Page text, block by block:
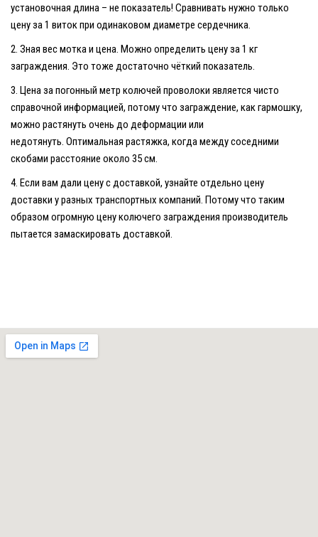
установочная длина – не показатель! Сравнивать нужно только
цену за 1 виток при одинаковом диаметре сердечника.
Зная вес мотка и цена. Можно определить цену за 1 кг
заграждения. Это тоже достаточно чёткий показатель.
Цена за погонный метр колючей проволоки является чисто
справочной информацией, потому что заграждение, как гармошку,
можно растянуть очень до деформации или
недотянуть. Оптимальная растяжка, когда между соседними
скобами расстояние около 35 см.
Если вам дали цену с доставкой, узнайте отдельно цену
доставки у разных транспортных компаний. Потому что таким
образом огромную цену колючего заграждения производитель
пытается замаскировать доставкой.